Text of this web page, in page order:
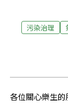
污染治理
各位關心樂生的